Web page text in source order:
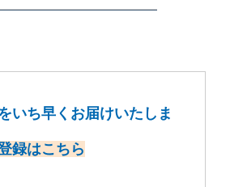
いち早くお届けいたしま
録はこちら